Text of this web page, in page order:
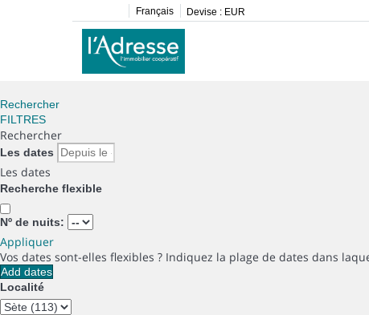
Français Devise : EUR
Rechercher
FILTRES
Rechercher
Les dates
Les dates
Recherche flexible
Nº de nuits:
Appliquer
Vos dates sont-elles flexibles ? Indiquez la plage de dates dans
Add dates
Localité